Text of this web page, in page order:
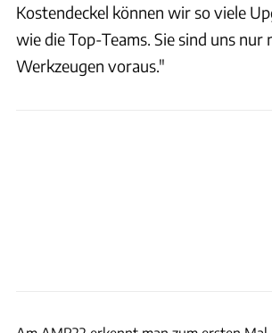
Kostendeckel können wir so viele
wie die Top-Teams. Sie sind uns nur
Werkzeugen voraus."